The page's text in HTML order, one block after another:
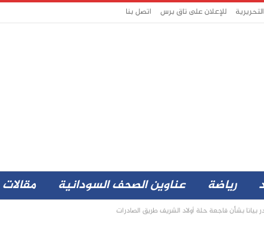
للإعلان على تاق برس اتصل بنا
رياضة عناوين الصحف السودانية مقالات
بشأن فاجعة حلة أولاد الشريف طريق الصادرات